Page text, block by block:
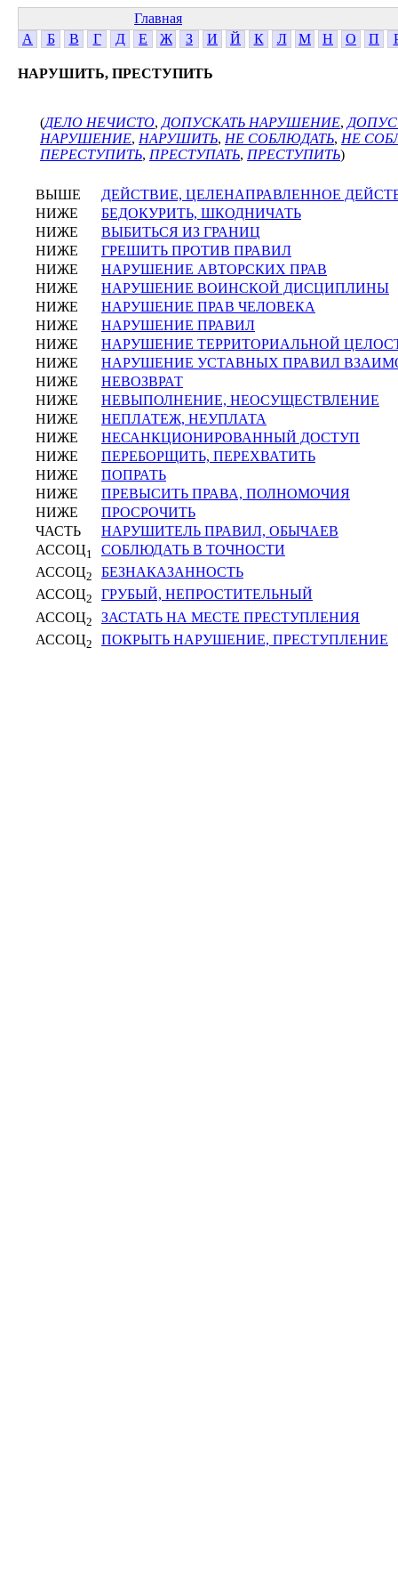
Главная
А
Б В Г Д Е Ж З И Й К Л М Н О П
НАРУШИТЬ, ПРЕСТУПИТЬ
(ДЕЛО НЕЧИСТО, ДОПУСКАТЬ НАРУШЕНИЕ,
НАРУШЕНИЕ, НАРУШИТЬ, НЕ СОБЛЮДАТЬ, НЕ
ПЕРЕСТУПИТЬ, ПРЕСТУПАТЬ, ПРЕСТУПИТЬ)
ВЫШЕ
ДЕЙСТВИЕ, ЦЕЛЕНАПРАВЛЕННОЕ
НИЖЕ
БЕДОКУРИТЬ, ШКОДНИЧАТЬ
НИЖЕ
ВЫБИТЬСЯ ИЗ ГРАНИЦ
НИЖЕ
ГРЕШИТЬ ПРОТИВ ПРАВИЛ
НИЖЕ
НАРУШЕНИЕ АВТОРСКИХ ПРАВ
НИЖЕ
НАРУШЕНИЕ ВОИНСКОЙ ДИСЦИПЛИНЫ
НИЖЕ
НАРУШЕНИЕ ПРАВ ЧЕЛОВЕКА
НИЖЕ
НАРУШЕНИЕ ПРАВИЛ
НИЖЕ
НАРУШЕНИЕ ТЕРРИТОРИАЛЬНОЙ
НИЖЕ
НАРУШЕНИЕ УСТАВНЫХ ПРАВИЛ
НИЖЕ
НЕВОЗВРАТ
НИЖЕ
НЕВЫПОЛНЕНИЕ, НЕОСУЩЕСТВЛЕНИЕ
НИЖЕ
НЕПЛАТЕЖ, НЕУПЛАТА
НИЖЕ
НЕСАНКЦИОНИРОВАННЫЙ ДОСТУП
НИЖЕ
ПЕРЕБОРЩИТЬ, ПЕРЕХВАТИТЬ
НИЖЕ
ПОПРАТЬ
НИЖЕ
ПРЕВЫСИТЬ ПРАВА, ПОЛНОМОЧИЯ
НИЖЕ
ПРОСРОЧИТЬ
ЧАСТЬ
НАРУШИТЕЛЬ ПРАВИЛ, ОБЫЧАЕВ
АССОЦ1
СОБЛЮДАТЬ В ТОЧНОСТИ
АССОЦ2
БЕЗНАКАЗАННОСТЬ
АССОЦ2
ГРУБЫЙ, НЕПРОСТИТЕЛЬНЫЙ
АССОЦ2
ЗАСТАТЬ НА МЕСТЕ ПРЕСТУПЛЕНИЯ
АССОЦ2 ПОКРЫТЬ НАРУШЕНИЕ, ПРЕСТУПЛЕНИЕ